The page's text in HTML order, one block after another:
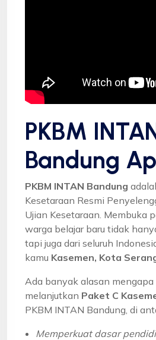
PKBM
Bandung
PKBM INTAN Bandung
Kesetaraan Resmi
Ujian Kesetaraan. Membuka
warga belajar baru tidak
tapi juga dari seluruh
kamu Kasemen, Kota
Ada banyak alasan mengapa
melanjutkan Paket C
PKBM INTAN Bandung, di
Memperkuat dasar